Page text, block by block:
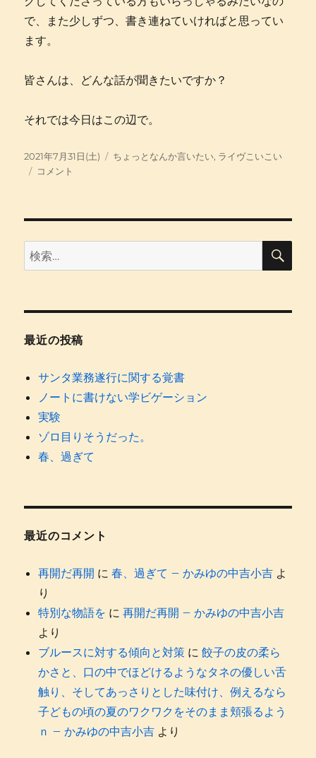
で、また少しずつ、書き連ねていければと思ってい
ます。
皆さんは、どんな話が聞きたいですか？
それでは今日はこの辺で。
投
稿
2021年7月31日(土)
カ
ちょっとなんか言いたい, ライヴこいこい
春、
コメント
検
索:
検
最近の投稿
サンタ業務遂行に関する覚書
ノートに書けない学ビゲーション
実験
ゾロ目りそうだった。
春、過ぎて
最近のコメント
再開だ再開 に春、過ぎて – かみゆの中吉小吉 よ
り
特別な物語を に再開だ再開 – かみゆの中吉小吉
より
ブルースに対する傾向と対策 に餃子の皮の柔ら
かさと、口の中でほどけるようなタネの優しい舌
触り、そしてあっさりとした味付け、例えるなら
子どもの頃の夏のワクワクをそのまま頬張るよう
ｎ – かみゆの中吉小吉 より